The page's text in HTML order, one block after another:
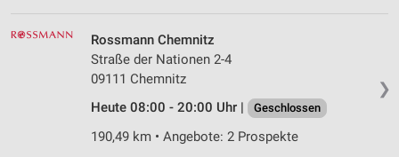
❯
Rossmann Chemnitz
Straße der Nationen 2-4
09111 Chemnitz
Heute 08:00 - 20:00 Uhr |
Geschlossen
190,49 km • Angebote: 2 Prospekte